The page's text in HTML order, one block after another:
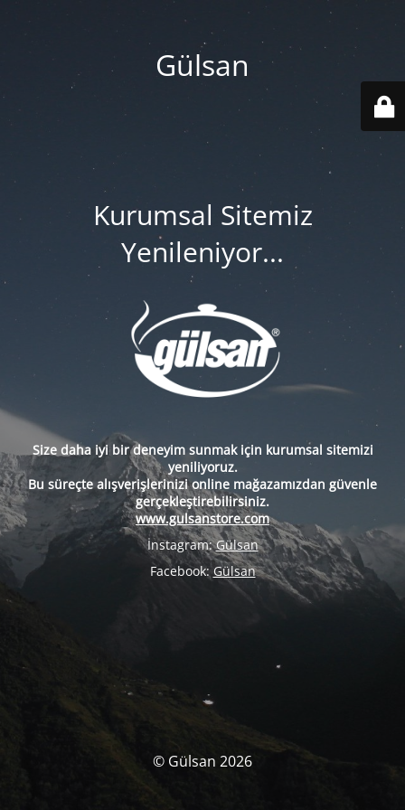
Gülsan
Kurumsal Sitemiz
Yenileniyor...
Size daha iyi bir deneyim sunmak için kurumsal sitemizi
yeniliyoruz.
Bu süreçte alışverişlerinizi online mağazamızdan güvenle
gerçekleştirebilirsiniz.
www.gulsanstore.com
İnstagram:Gülsan
Facebook:Gülsan
© Gülsan 2026